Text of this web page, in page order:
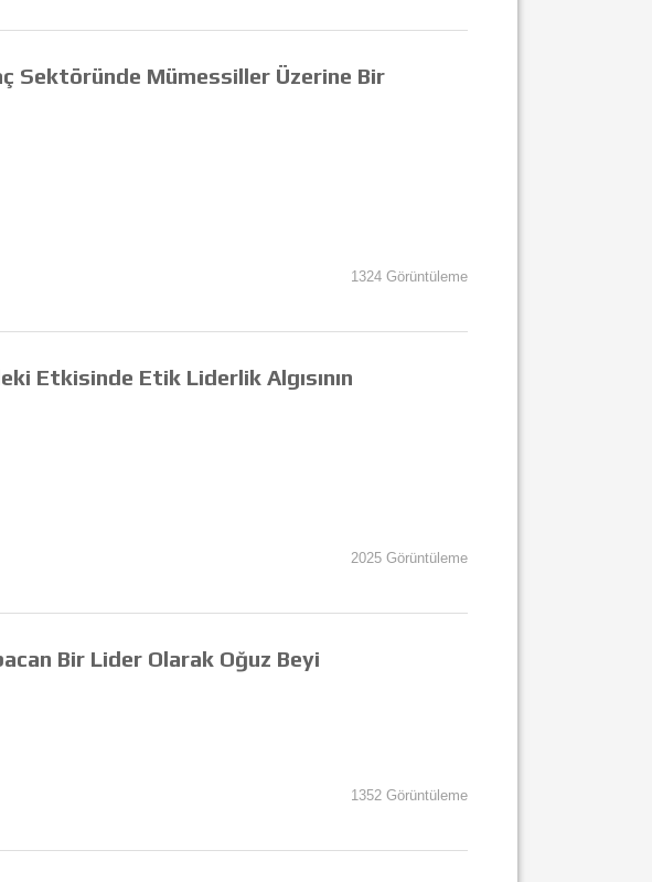
Sektöründe Mümessiller Üzerine Bir
1324 Görüntüleme
Etkisinde Etik Liderlik Algısının
2025 Görüntüleme
Bir Lider Olarak Oğuz Beyi
1352 Görüntüleme